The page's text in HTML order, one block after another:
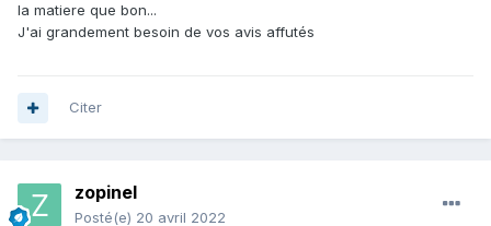
la matiere que bon...
J'ai grandement besoin de vos avis affutés
Citer
zopinel
Posté(e) 20 avril 2022